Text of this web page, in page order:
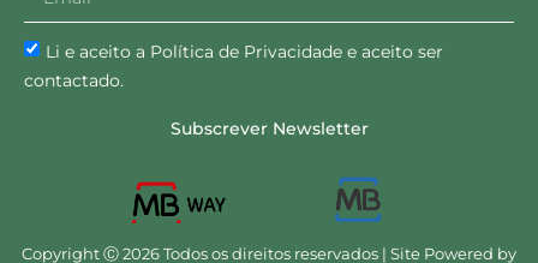
Li e aceito a Política de Privacidade e aceito ser
contactado.
Subscrever Newsletter
Copyright Ⓒ 2026 Todos os direitos reservados | Site Powered by